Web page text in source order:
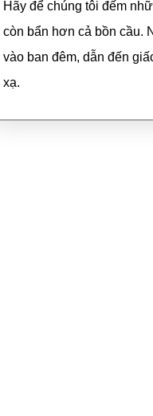
Hãy để chúng tôi đếm
còn bẩn hơn cả bồn cầu.
vào ban đêm, dẫn đến
xạ.